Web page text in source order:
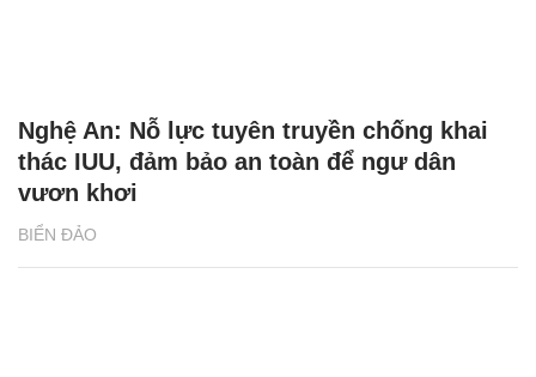
BIỂN ĐẢO
Nghệ An: Nỗ lực tuyên truyền chống khai
thác IUU, đảm bảo an toàn để ngư dân
vươn khơi